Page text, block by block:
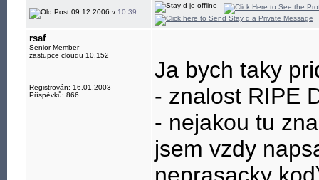
09.12.2006 v 10:39
rsaf
Senior Member
zastupce cloudu 10.152
Registrován: 16.01.2003
Příspěvků: 866
Ja bych taky
- znalost RIPE
- nejakou tu
jsem vzdy